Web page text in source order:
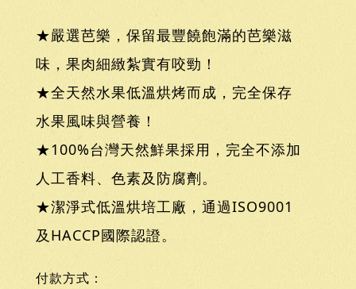
★嚴選芭樂，保留最豐饒飽滿的芭樂滋
味，果肉細緻紮實有咬勁！
★全天然水果低溫烘烤而成，完全保存
水果風味與營養！
★100%台灣天然鮮果採用，完全不添加
人工香料、色素及防腐劑。
★潔淨式低溫烘培工廠，通過ISO9001
及HACCP國際認證。
付款方式：